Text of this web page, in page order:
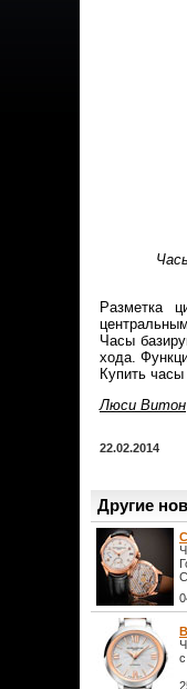
Разметка
Часы
хода.
Купить
Люси Витон
22.02.2014
Другие